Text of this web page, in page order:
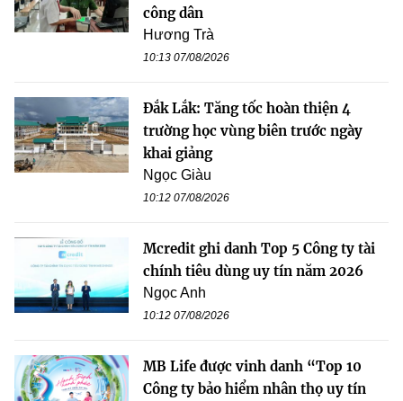
công dân
Hương Trà
10:13 07/08/2026
Đắk Lắk: Tăng tốc hoàn thiện 4
trường học vùng biên trước ngày
khai giảng
Ngọc Giàu
10:12 07/08/2026
Mcredit ghi danh Top 5 Công ty tài
chính tiêu dùng uy tín năm 2026
Ngọc Anh
10:12 07/08/2026
MB Life được vinh danh “Top 10
Công ty bảo hiểm nhân thọ uy tín